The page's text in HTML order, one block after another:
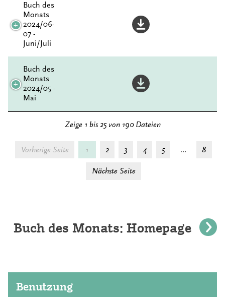
Buch des
Monats
2024/06-
07 -
Juni/Juli
Buch des
Monats
2024/05 -
Mai
Zeige 1 bis 25 von 190 Dateien
Vorherige Seite 1 2 3 4 5 … 8
Nächste Seite
Buch des Monats: Homepage
Benutzung